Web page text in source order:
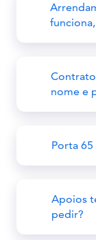
nome e
Porta
Apoios
pedir?